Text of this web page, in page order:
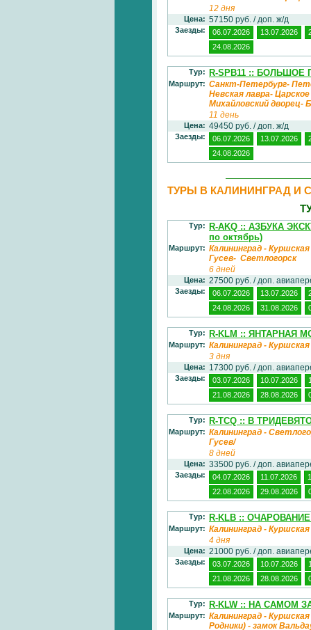
12 дня
Цена: 57150 руб. / доп. ж/д
Заезды: 06.07.2026 13.07.2026
24.08.2026
Тур: R-SPB11 :: БОЛЬШОЕ
Маршрут: Санкт-Петербург-
Невская лавра-
Михайловский дворец-
11 день
Цена: 49450 руб. / доп. ж/д
Заезды: 06.07.2026 13.07.2026
24.08.2026
ТУРЫ В КАЛИНИНГРАД И
Тур: R-AKQ :: АЗБУКА
по октябрь)
Маршрут: Калининград -
Гусев- Светлогорск
6 дней
Цена: 27500 руб. / доп.
Заезды: 06.07.2026 13.07.2026
24.08.2026
31.08.2026
Тур: R-KLM :: ЯНТАРНАЯ
Маршрут: Калининград -
3 дня
Цена: 17300 руб. / доп.
Заезды: 03.07.2026 10.07.2026
21.08.2026
28.08.2026
Тур: R-TCQ :: В
Маршрут: Калининград -
Гусев/
8 дней
Цена: 33500 руб. / доп.
Заезды: 04.07.2026 11.07.2026
22.08.2026
29.08.2026
Тур: R-KLB :: ОЧАРОВАНИЕ
Маршрут: Калининград -
4 дня
Цена: 21000 руб. / доп.
Заезды: 03.07.2026 10.07.2026
21.08.2026
28.08.2026
Тур: R-KLW :: НА САМОМ
Маршрут: Калининград -
Родники) - замок